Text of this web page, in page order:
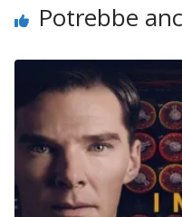
Potrebbe